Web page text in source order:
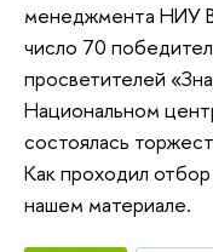
менеджмента НИУ
число 70
просветителей
Национальном
состоялась
Как проходил
нашем материале.